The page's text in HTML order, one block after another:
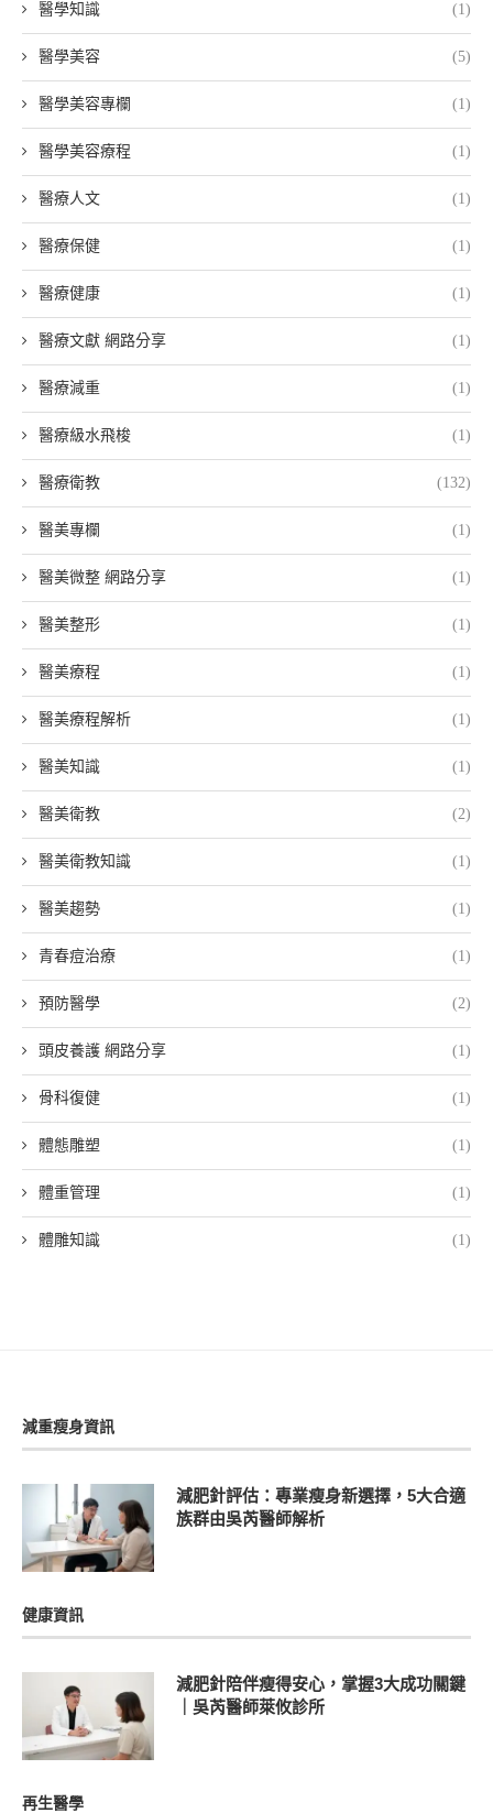
醫學知識 (1)
醫學美容 (5)
醫學美容專欄 (1)
醫學美容療程 (1)
醫療人文 (1)
醫療保健 (1)
醫療健康 (1)
醫療文獻 網路分享 (1)
醫療減重 (1)
醫療級水飛梭 (1)
醫療衛教 (132)
醫美專欄 (1)
醫美微整 網路分享 (1)
醫美整形 (1)
醫美療程 (1)
醫美療程解析 (1)
醫美知識 (1)
醫美衛教 (2)
醫美衛教知識 (1)
醫美趨勢 (1)
青春痘治療 (1)
預防醫學 (2)
頭皮養護 網路分享 (1)
骨科復健 (1)
體態雕塑 (1)
體重管理 (1)
體雕知識 (1)
減重瘦身資訊
減肥針評估：專業瘦身新選擇，5大合適
族群由吳芮醫師解析
健康資訊
減肥針陪伴瘦得安心，掌握3大成功關鍵
｜吳芮醫師萊攸診所
再生醫學